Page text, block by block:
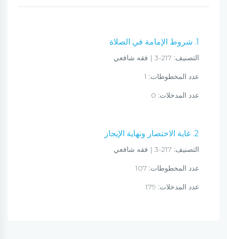
1. شروط الإمامة في الصلاة
التصنيف:
عدد المخطوطات:
عدد المدخلات:
2. غاية الاختصار ونهاية الإيجاز
التصنيف:
عدد المخطوطات:
عدد المدخلات: